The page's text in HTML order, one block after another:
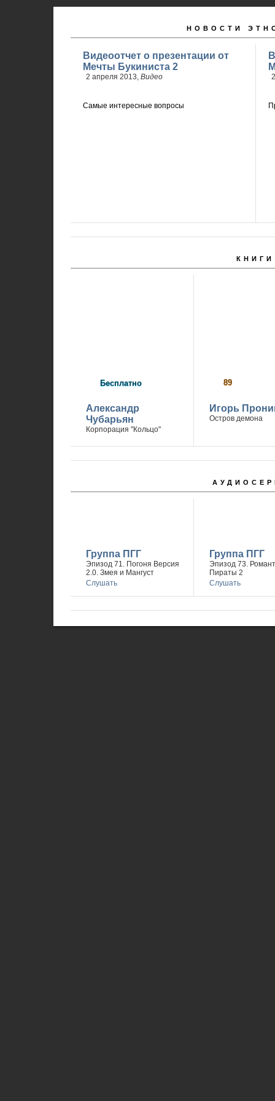
НОВОСТИ
Видеоотчет о презентации от
Мечты Букиниста 2
2 апреля 2013, Видео
Самые интересные вопросы
КНИГИ
Бесплатно
Александр
Чубарьян
Корпорация "Кольцо"
89р
Игорь
Остров демона
Группа ПГГ
Эпизод 71. Погоня Версия
2.0. Змея и Мангуст
Слушать
Группа ПГГ
Эпизод 73.
Пираты 2
Слушать